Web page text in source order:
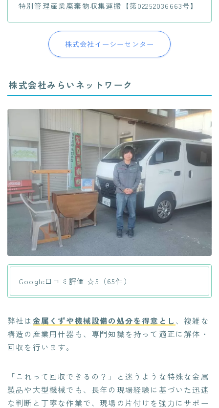
特別管理産業廃棄物収集運搬【第02252036663号】
株式会社イーシーセンター
株式会社みらいネットワーク
Google口コミ評価 ☆5（65件）
弊社は金属くずや機械設備の処分を得意とし 、複雑な
構造の産業用什器も、専門知識を持って適正に解体・
回収を行います。
「これって回収できるの？」と迷うような特殊な金属
製品や大型機械でも、長年の現場経験に基づいた迅速
な判断と丁寧な作業で、現場の片付けを強力にサポー